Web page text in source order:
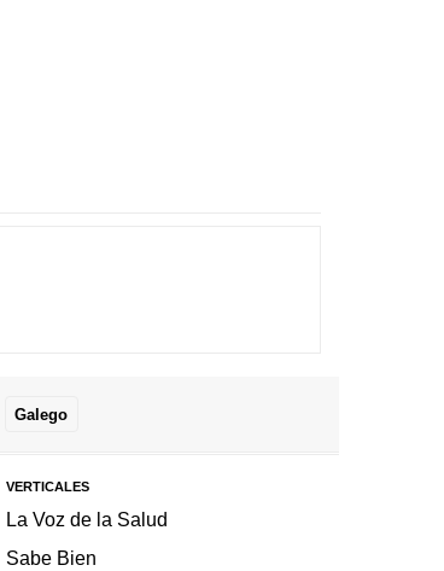
Galego
VERTICALES
La Voz de la Salud
Sabe Bien